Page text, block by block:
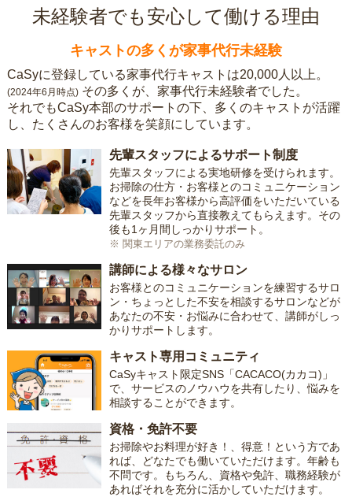
未経験者でも安心して働ける理由
キャストの多くが家事代行未経験
CaSyに登録している家事代行キャストは20,000人以上。
(2024年6月時点) その多くが、家事代行未経験者でした。
それでもCaSy本部のサポートの下、多くのキャストが活躍
し、たくさんのお客様を笑顔にしています。
先輩スタッフによるサポート制度
先輩スタッフによる実地研修を受けられます。
お掃除の仕方・お客様とのコミュニケーション
などを長年お客様から高評価をいただいている
先輩スタッフから直接教えてもらえます。その
後も1ヶ月間しっかりサポート。
※ 関東エリアの業務委託のみ
講師による様々なサロン
お客様とのコミュニケーションを練習するサロ
ン・ちょっとした不安を相談するサロンなどが
あなたの不安・お悩みに合わせて、講師がしっ
かりサポートします。
キャスト専用コミュニティ
CaSyキャスト限定SNS「CACACO(カカコ)」
で、サービスのノウハウを共有したり、悩みを
相談することができます。
資格・免許不要
お掃除やお料理が好き！、得意！という方であ
れば、どなたでも働いていただけます。年齢も
不問です。もちろん、資格や免許、職務経験が
あればそれを充分に活かしていただけます。